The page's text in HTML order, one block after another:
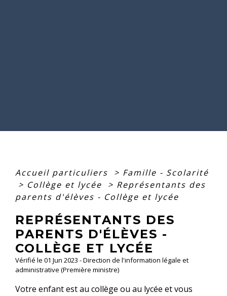
Accueil particuliers > Famille - Scolarité
> Collège et lycée > Représentants des
parents d'élèves - Collège et lycée
REPRÉSENTANTS DES
PARENTS D'ÉLÈVES -
COLLÈGE ET LYCÉE
Vérifié le 01 Jun 2023 - Direction de l'information légale et
administrative (Première ministre)
Votre enfant est au collège ou au lycée et vous